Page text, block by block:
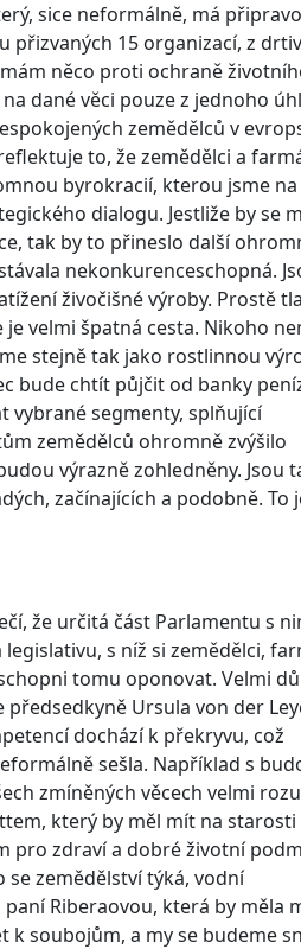
sice neformálně, má
přizvaných 15 organizací, z
něco proti ochraně
dané věci pouze z jednoho
zemědělců v
to, že zemědělci a
byrokracií, kterou jsme
dialogu. Jestliže by se
tak by to přineslo další
nekonkurenceschopná.
živočišné výroby. Prostě
velmi špatná cesta. Nikoho
stejně tak jako rostlinnou
bude chtít půjčit od banky
vybrané segmenty, splňující
zemědělců ohromně zvýšilo
výrazně zohledněny. Jsou
začínajících a podobně. To
že určitá část Parlamentu s
s níž si zemědělci,
tomu oponovat. Velmi
Ursula von der
dochází k překryvu, což
sešla. Například s
zmíněných věcech velmi
který by měl mít na starosti
pro zdraví a dobré životní
se zemědělství týká, vodní
Riberaovou, která by měla
soubojům, a my se budeme